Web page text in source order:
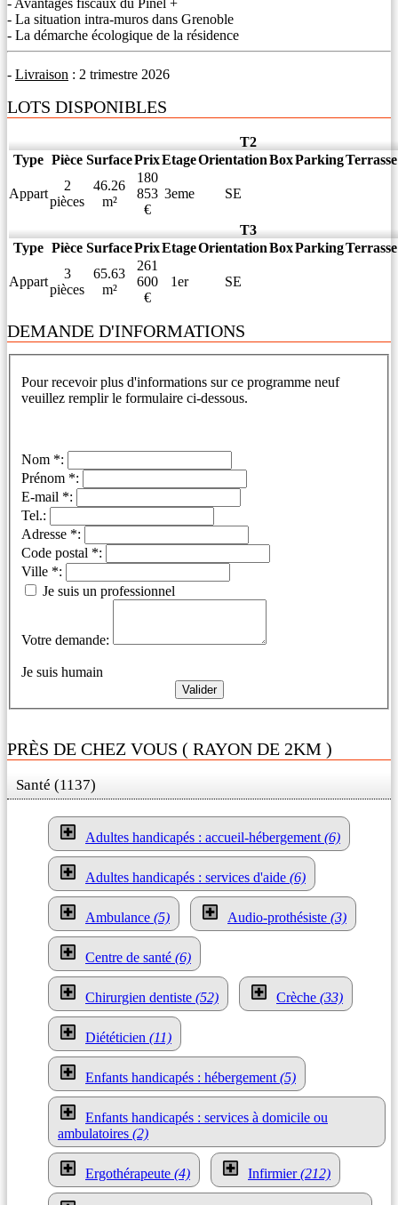
- La situation intra-muros dans Grenoble
- La démarche écologique de la résidence
- Livraison : 2 trimestre 2026
LOTS DISPONIBLES
T2
Type Pièce SurfacePrixEtageOrientationBoxParkingTerrasse
Appart
2
pièces
46.26
m²
180
853
€
3eme SE
T3
Type Pièce SurfacePrixEtageOrientationBoxParkingTerrasse
Appart
3
pièces
65.63
m²
261
600
€
1er SE
DEMANDE D'INFORMATIONS
Pour recevoir plus d'informations sur ce programme neuf
veuillez remplir le formulaire ci-dessous.
Nom *:
Prénom *:
E-mail *:
Tel.:
Adresse *:
Code postal *:
Ville *:
Je suis un professionnel
Votre demande:
Je suis humain
PRÈS DE CHEZ VOUS ( RAYON DE 2KM )
Santé (1137)
Adultes handicapés : accueil-hébergement (6)
Adultes handicapés : services d'aide (6)
Ambulance (5) Audio-prothésiste (3)
Centre de santé (6)
Chirurgien dentiste (52) Crèche (33)
Diététicien (11)
Enfants handicapés : hébergement (5)
Enfants handicapés : services à domicile ou
ambulatoires (2)
Ergothérapeute (4) Infirmier(212)